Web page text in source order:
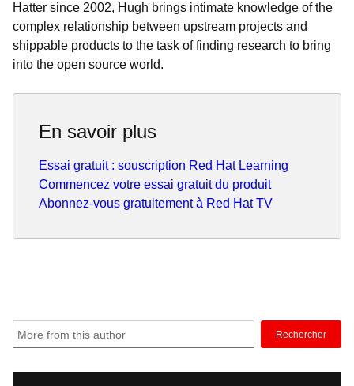
Hatter since 2002, Hugh brings intimate knowledge of the
complex relationship between upstream projects and
shippable products to the task of finding research to bring
into the open source world.
En savoir plus
Essai gratuit : souscription Red Hat Learning
Commencez votre essai gratuit du produit
Abonnez-vous gratuitement à Red Hat TV
Rechercher